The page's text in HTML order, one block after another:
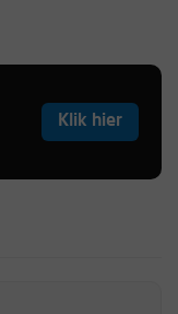
Klik hier